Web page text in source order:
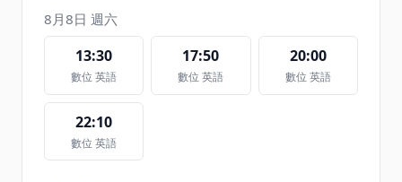
8月8日 週六
13:30
數位 英語
17:50
數位 英語
20:00
數位 英語
22:10
數位 英語